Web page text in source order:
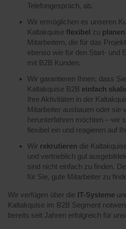
Telefongespräch, ab.
Wir ermöglichen es unseren
Kaltakquise flexibel zu planen
Mitarbeitern, die für das
ebenso wie für den Start- und
mit B2B Kunden.
Wir garantieren Ihnen, dass
Kaltakquise B2B einfach
Ihre Aktivitäten in der
Mitarbeiter ausbauen oder sie
herunterfahren möchten – wir
flexibel ein und reagieren auf
Wir rekrutieren die
und vertrieblich gut
sind nicht einfach zu finden.
für Sie, gute Mitarbeiter zu
Wir verfügen über die IT-Systeme
Kaltakquise im B2B Segment
bereits seit Jahren erfolgreich für